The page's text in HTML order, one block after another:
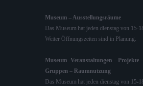
Museum – Ausstellungsräume
Das Museum hat jeden dienstag von 15-
Weiter Öffnungszeiten sind in Planung.
Museum -Veranstaltungen – Projekte –
Gruppen – Raumnutzung
Das Museum hat jeden dienstag von 15-